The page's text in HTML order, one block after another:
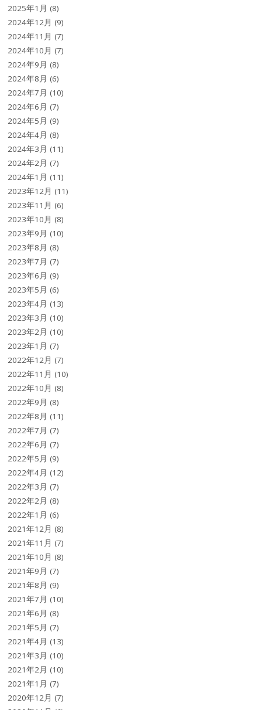
2025年1月 (8)
2024年12月 (9)
2024年11月 (7)
2024年10月 (7)
2024年9月 (8)
2024年8月 (6)
2024年7月 (10)
2024年6月 (7)
2024年5月 (9)
2024年4月 (8)
2024年3月 (11)
2024年2月 (7)
2024年1月 (11)
2023年12月 (11)
2023年11月 (6)
2023年10月 (8)
2023年9月 (10)
2023年8月 (8)
2023年7月 (7)
2023年6月 (9)
2023年5月 (6)
2023年4月 (13)
2023年3月 (10)
2023年2月 (10)
2023年1月 (7)
2022年12月 (7)
2022年11月 (10)
2022年10月 (8)
2022年9月 (8)
2022年8月 (11)
2022年7月 (7)
2022年6月 (7)
2022年5月 (9)
2022年4月 (12)
2022年3月 (7)
2022年2月 (8)
2022年1月 (6)
2021年12月 (8)
2021年11月 (7)
2021年10月 (8)
2021年9月 (7)
2021年8月 (9)
2021年7月 (10)
2021年6月 (8)
2021年5月 (7)
2021年4月 (13)
2021年3月 (10)
2021年2月 (10)
2021年1月 (7)
2020年12月 (7)